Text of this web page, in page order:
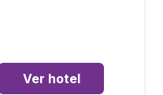
Ver hotel